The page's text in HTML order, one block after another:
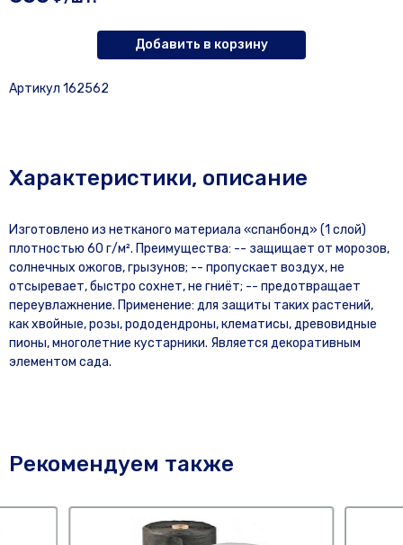
Добавить в корзину
Артикул 162562
Характеристики, описание
Изготовлено из нетканого материала «спанбонд» (1 слой)
плотностью 60 г/м². Преимущества: -- защищает от морозов,
солнечных ожогов, грызунов; -- пропускает воздух, не
отсыревает, быстро сохнет, не гниёт; -- предотвращает
переувлажнение. Применение: для защиты таких растений,
как хвойные, розы, рододендроны, клематисы, древовидные
пионы, многолетние кустарники. Является декоративным
элементом сада.
Рекомендуем также